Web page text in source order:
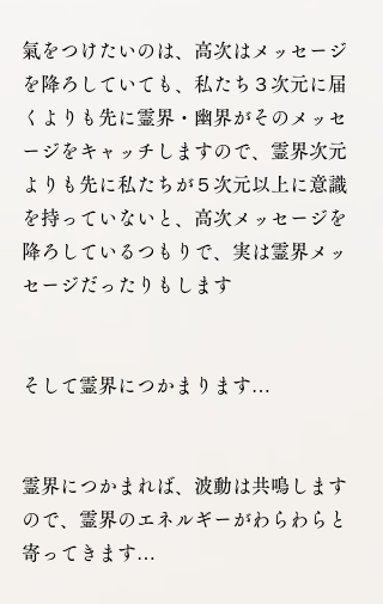
氣をつけたいのは、高次はメッセージ
を降ろしていても、私たち３次元に届
くよりも先に霊界・幽界がそのメッセ
ージをキャッチしますので、霊界次元
よりも先に私たちが５次元以上に意識
を持っていないと、高次メッセージを
降ろしているつもりで、実は霊界メッ
セージだったりもします
そして霊界につかまります…
霊界につかまれば、波動は共鳴します
ので、霊界のエネルギーがわらわらと
寄ってきます…